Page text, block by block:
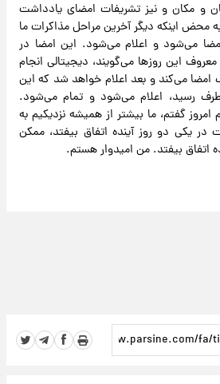
و مکان و نیز تشریفات امضای یادداشت
محض اینکه دیگر آخرین مراحل مذاکرات ما
می‌شود و اعلام می‌شود. این امضا در
این روزها می‌گویند، دیجیتالی انجام
می‌کند و بعد اعلام خواهد شد که این
رسید، اعلام می‌شود و تمام می‌شود.
گفتم، ما بیشتر از همیشه نزدیکیم به
یکی دو روز آینده اتفاق بیفتد، ممکن
اتفاق بیفتد. من امیدوار هستم.